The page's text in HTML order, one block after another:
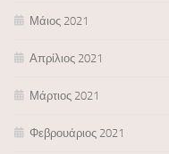
Μάιος 2021
Απρίλιος 2021
Μάρτιος 2021
Φεβρουάριος 2021